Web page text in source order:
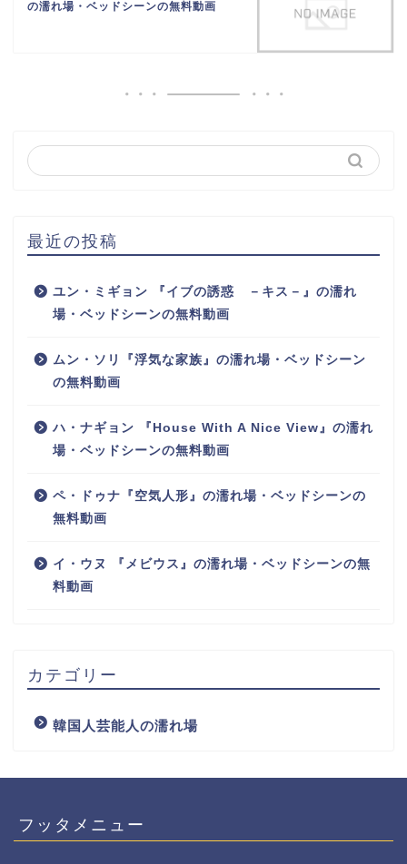
の濡れ場・ベッドシーンの無料動画
最近の投稿
ユン・ミギョン 『イブの誘惑 －キス－』の濡れ
場・ベッドシーンの無料動画
ムン・ソリ『浮気な家族』の濡れ場・ベッドシーン
の無料動画
ハ・ナギョン 『House With A Nice View』の濡れ
場・ベッドシーンの無料動画
ペ・ドゥナ『空気人形』の濡れ場・ベッドシーンの
無料動画
イ・ウヌ 『メビウス』の濡れ場・ベッドシーンの無
料動画
カテゴリー
韓国人芸能人の濡れ場
フッタメニュー